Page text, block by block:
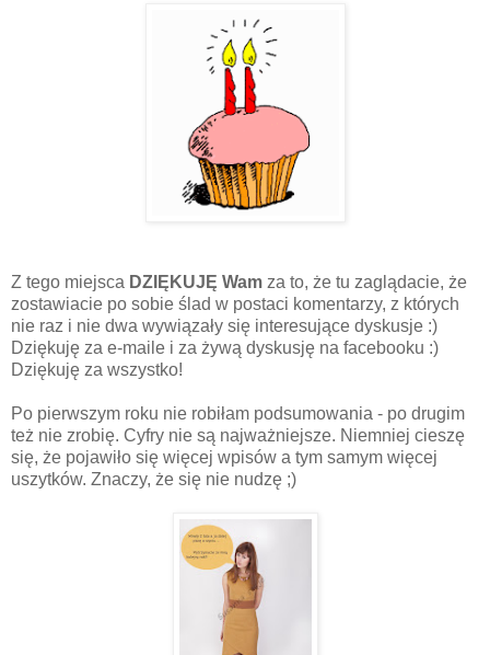
Z tego miejsca DZIĘKUJĘ Wam za to, że tu zaglądacie, że
zostawiacie po sobie ślad w postaci komentarzy, z których
nie raz i nie dwa wywiązały się interesujące dyskusje :)
Dziękuję za e-maile i za żywą dyskusję na facebooku :)
Dziękuję za wszystko!
Po pierwszym roku nie robiłam podsumowania - po drugim
też nie zrobię. Cyfry nie są najważniejsze. Niemniej cieszę
się, że pojawiło się więcej wpisów a tym samym więcej
uszytków. Znaczy, że się nie nudzę ;)